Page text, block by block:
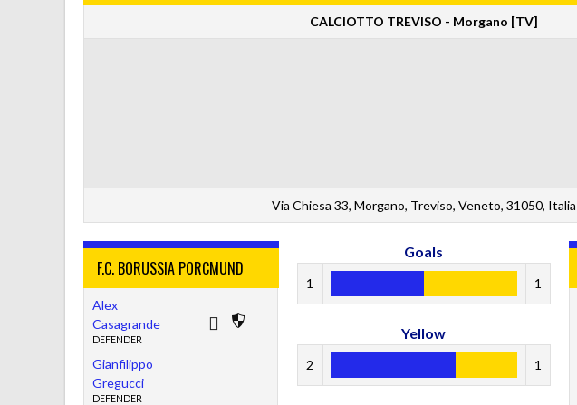
CALCIOTTO TREVISO - Morgano [TV]
Via Chiesa 33, Morgano, Treviso, Veneto, 31050, Italia
F.C. BORUSSIA PORCMUND
Alex
Casagrande
DEFENDER
Gianfilippo
Gregucci
DEFENDER
Goals
1 1
Yellow
2 1